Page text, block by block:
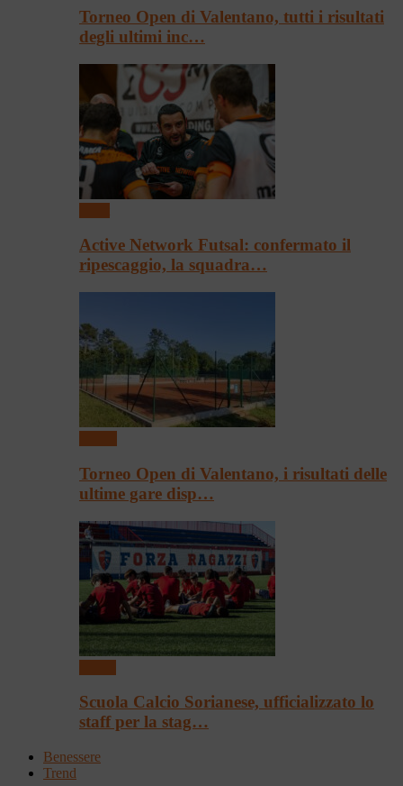
Torneo Open di Valentano, tutti i risultati
degli ultimi inc…
Active Network Futsal: confermato il
ripescaggio, la squadra…
Torneo Open di Valentano, i risultati delle
ultime gare disp…
Scuola Calcio Sorianese, ufficializzato lo
staff per la stag…
Benessere
Trend